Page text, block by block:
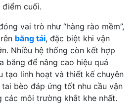
cuối.
vai trò như “hàng rào mềm”,
băng tải, đặc biệt khi vận
Nhiều hệ thống còn kết hợp
băng để nâng cao hiệu quả
tạo linh hoạt và thiết kế chuyên
bèo đáp ứng tốt nhu cầu vận
các môi trường khắt khe nhất.